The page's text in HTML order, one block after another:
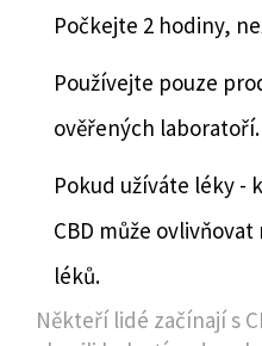
Počkejte 2 hodiny,
Používejte pouze
ověřených laboratoří.
Pokud užíváte léky -
CBD může
léků.
Někteří lidé začínají s